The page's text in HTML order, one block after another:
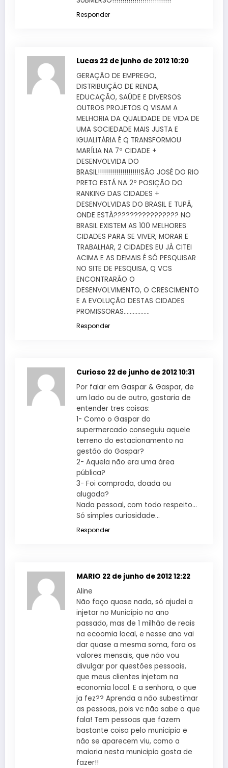
Responder
Lucas 22 de junho de 2012 10:20
GERAÇÃO DE EMPREGO,
DISTRIBUIÇÃO DE RENDA,
EDUCAÇÃO, SAÚDE E DIVERSOS
OUTROS PROJETOS Q VISAM A
MELHORIA DA QUALIDADE DE VIDA DE
UMA SOCIEDADE MAIS JUSTA E
IGUALITÁRIA É Q TRANSFORMOU
MARÍLIA NA 7º CIDADE +
DESENVOLVIDA DO
BRASIL!!!!!!!!!!!!!!!!!!!!!SÃO JOSÉ DO RIO
PRETO ESTÁ NA 2º POSIÇÃO DO
RANKING DAS CIDADES +
DESENVOLVIDAS DO BRASIL E TUPÃ,
ONDE ESTÁ???????????????? NO
BRASIL EXISTEM AS 100 MELHORES
CIDADES PARA SE VIVER, MORAR E
TRABALHAR, 2 CIDADES EU JÁ CITEI
ACIMA E AS DEMAIS É SÓ PESQUISAR
NO SITE DE PESQUISA, Q VCS
ENCONTRARÃO O
DESENVOLVIMENTO, O CRESCIMENTO
E A EVOLUÇÃO DESTAS CIDADES
PROMISSORAS……………..
Responder
Curioso 22 de junho de 2012 10:31
Por falar em Gaspar & Gaspar, de
um lado ou de outro, gostaria de
entender tres coisas:
1- Como o Gaspar do
supermercado conseguiu aquele
terreno do estacionamento na
gestão do Gaspar?
2- Aquela não era uma área
pública?
3- Foi comprada, doada ou
alugada?
Nada pessoal, com todo respeito…
Só simples curiosidade…
Responder
MARIO 22 de junho de 2012 12:22
Aline
Não faço quase nada, só ajudei a
injetar no Município no ano
passado, mas de 1 milhão de reais
na ecoomia local, e nesse ano vai
dar quase a mesma soma, fora os
valores mensais, que não vou
divulgar por questões pessoais,
que meus clientes injetam na
economia local. E a senhora, o que
ja fez?? Aprenda a não subestimar
as pessoas, pois vc não sabe o que
fala! Tem pessoas que fazem
bastante coisa pelo municipio e
não se aparecem viu, como a
maioria nesta municipio gosta de
fazer!!